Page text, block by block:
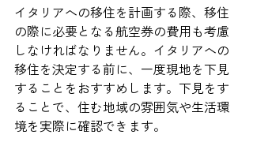
イタリアへの移住を計画する際、移住
の際に必要となる航空券の費用も考慮
しなければなりません。イタリアへの
移住を決定する前に、一度現地を下見
することをおすすめします。下見をす
ることで、住む地域の雰囲気や生活環
境を実際に確認できます。